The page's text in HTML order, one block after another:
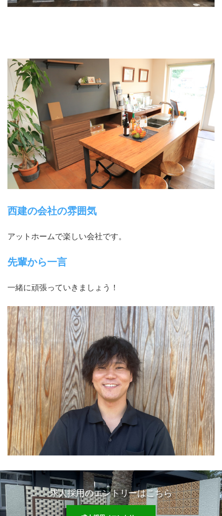
西建の会社の雰囲気
アットホームで楽しい会社です。
先輩から一言
一緒に頑張っていきましょう！
求人採用のエントリーはこちら